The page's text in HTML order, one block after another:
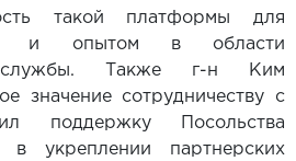
такой платформы для
и опытом в области
службы. Также г-н Ким
значение сотрудничеству с
поддержку Посольства
в укреплении партнерских